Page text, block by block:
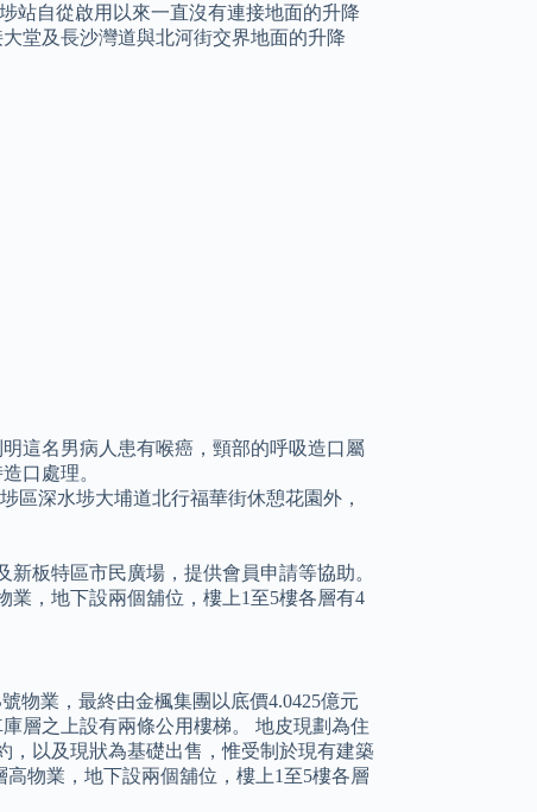
站自從啟用以來一直沒有連接地面的升降
堂及長沙灣道與北河街交界地面的升降
這名男病人患有喉癌，頸部的呼吸造口屬
口處理。
區深水埗大埔道北行福華街休憩花園外，
板特區市民廣場，提供會員申請等協助。
業，地下設兩個舖位，樓上1至5樓各層有4
物業，最終由金楓集團以底價4.0425億元
層之上設有兩條公用樓梯。 地皮現劃為住
，以及現狀為基礎出售，惟受制於現有建築
物業，地下設兩個舖位，樓上1至5樓各層